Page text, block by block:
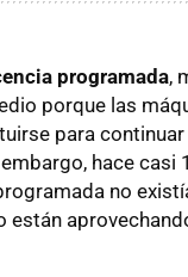
programada,
porque las
para
hace casi
no
están